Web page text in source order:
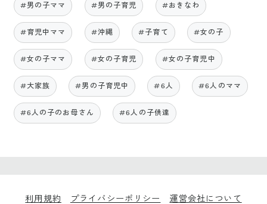
#男の子ママ #男の子育児 #おきなわ
#育児中ママ #沖縄 #子育て #女の子
#女の子ママ #女の子育児 #女の子育児中
#大家族 #男の子育児中 #6人 #6人のママ
#6人の子のお母さん #6人の子供達
利用規約 プライバシーポリシー 運営会社について